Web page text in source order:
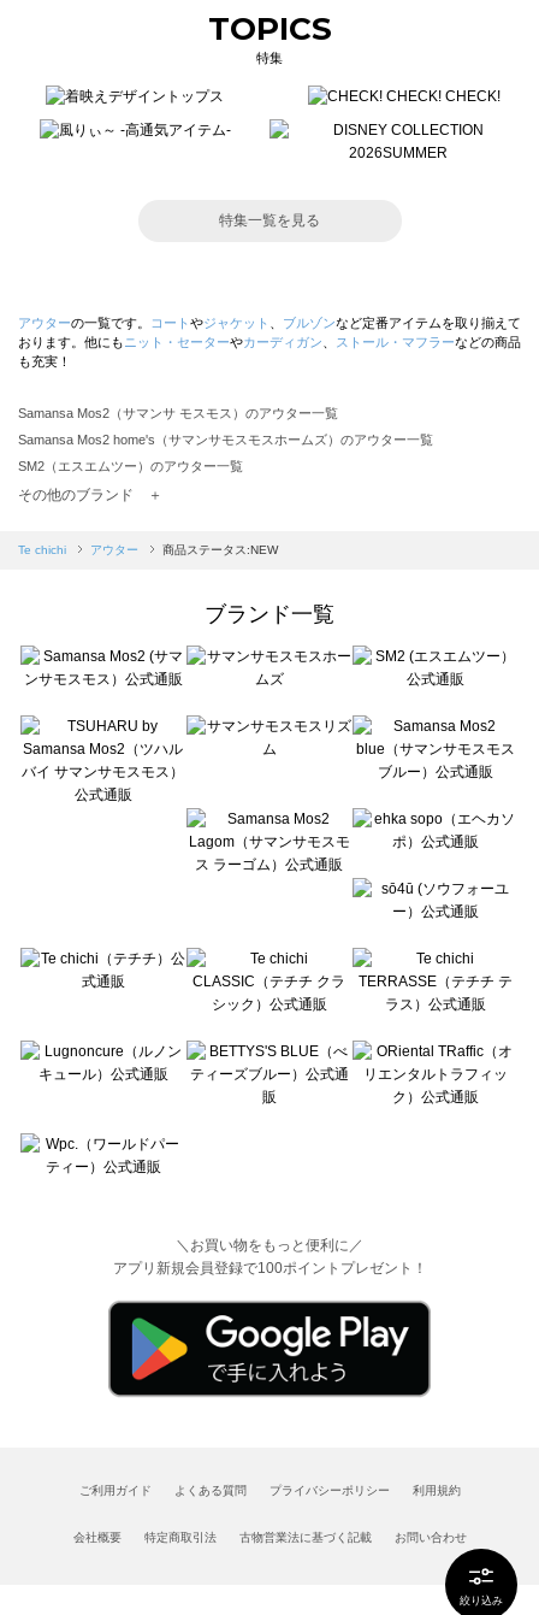
絞り込み
TOPICS
特集
特集一覧を見る
アウターの一覧です。 コート やジャケット ブルゾンなど定番アイテムを取り揃えて
おります。他にも ニット・セーターやカーディガン ストール・マフラーなどの商品
も充実！
Samansa Mos2（サマンサ モスモス）のアウター一覧
Samansa Mos2 home's（サマンサモスモスホームズ）のアウター一覧
SM2（エスエムツー）のアウター一覧
TSUHARU by Samansa Mos2（ツハルバイサマンサモスモス）のアウター一覧
Samansa Mos2 blue（サマンサモスモス ブルー）のアウター一覧
sō4ū（ソウフォーユー）のアウター一覧
Te chichi（テチチ）のアウター一覧
Te chichi CLASSIC（テチチ クラシック）のアウター一覧
Lugnoncure（ルノンキュール）のアウター一覧
BETTY'S BLUE（べティーズブルー）のアウター一覧
Wpc.（ワールドパーティー）のアウター一覧
その他のブランド ＋
Te chichi アウター 商品ステータス:NEW
ブランド一覧
＼お買い物をもっと便利に／
アプリ新規会員登録で100ポイントプレゼント！
ご利用ガイド よくある質問 プライバシーポリシー 利用規約
会社概要 特定商取引法 古物営業法に基づく記載 お問い合わせ